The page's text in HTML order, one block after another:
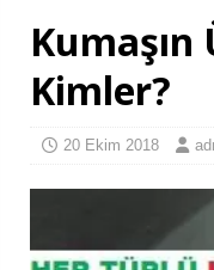
Kimler?
20 Ekim 2018